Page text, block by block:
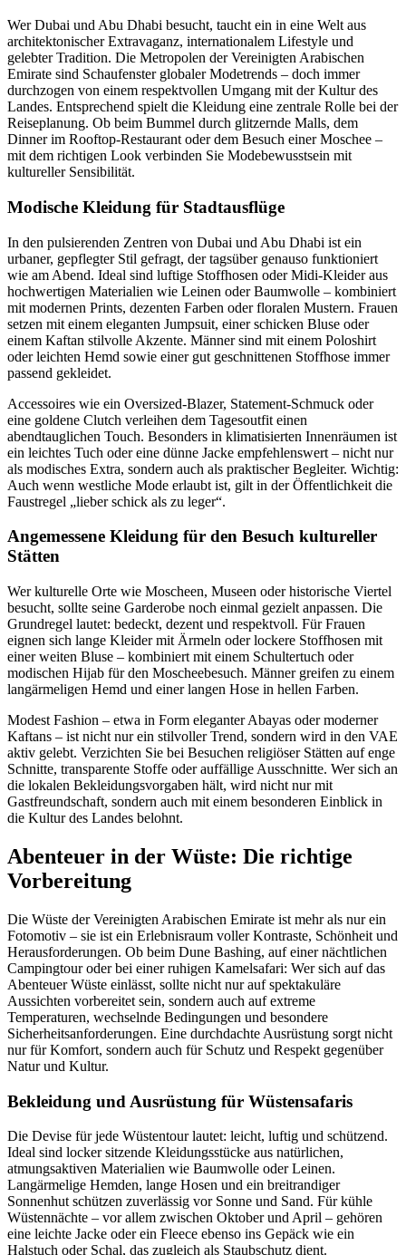
Wer Dubai und Abu Dhabi besucht, taucht ein in eine Welt aus
architektonischer Extravaganz, internationalem Lifestyle und
gelebter Tradition. Die Metropolen der Vereinigten Arabischen
Emirate sind Schaufenster globaler Modetrends – doch immer
durchzogen von einem respektvollen Umgang mit der Kultur des
Landes. Entsprechend spielt die Kleidung eine zentrale Rolle bei der
Reiseplanung. Ob beim Bummel durch glitzernde Malls, dem
Dinner im Rooftop-Restaurant oder dem Besuch einer Moschee –
mit dem richtigen Look verbinden Sie Modebewusstsein mit
kultureller Sensibilität.
Modische Kleidung für Stadtausflüge
In den pulsierenden Zentren von Dubai und Abu Dhabi ist ein
urbaner, gepflegter Stil gefragt, der tagsüber genauso funktioniert
wie am Abend. Ideal sind luftige Stoffhosen oder Midi-Kleider aus
hochwertigen Materialien wie Leinen oder Baumwolle – kombiniert
mit modernen Prints, dezenten Farben oder floralen Mustern. Frauen
setzen mit einem eleganten Jumpsuit, einer schicken Bluse oder
einem Kaftan stilvolle Akzente. Männer sind mit einem Poloshirt
oder leichten Hemd sowie einer gut geschnittenen Stoffhose immer
passend gekleidet.
Accessoires wie ein Oversized-Blazer, Statement-Schmuck oder
eine goldene Clutch verleihen dem Tagesoutfit einen
abendtauglichen Touch. Besonders in klimatisierten Innenräumen ist
ein leichtes Tuch oder eine dünne Jacke empfehlenswert – nicht nur
als modisches Extra, sondern auch als praktischer Begleiter. Wichtig:
Auch wenn westliche Mode erlaubt ist, gilt in der Öffentlichkeit die
Faustregel „lieber schick als zu leger“.
Angemessene Kleidung für den Besuch kultureller
Stätten
Wer kulturelle Orte wie Moscheen, Museen oder historische Viertel
besucht, sollte seine Garderobe noch einmal gezielt anpassen. Die
Grundregel lautet: bedeckt, dezent und respektvoll. Für Frauen
eignen sich lange Kleider mit Ärmeln oder lockere Stoffhosen mit
einer weiten Bluse – kombiniert mit einem Schultertuch oder
modischen Hijab für den Moscheebesuch. Männer greifen zu einem
langärmeligen Hemd und einer langen Hose in hellen Farben.
Modest Fashion – etwa in Form eleganter Abayas oder moderner
Kaftans – ist nicht nur ein stilvoller Trend, sondern wird in den VAE
aktiv gelebt. Verzichten Sie bei Besuchen religiöser Stätten auf enge
Schnitte, transparente Stoffe oder auffällige Ausschnitte. Wer sich an
die lokalen Bekleidungsvorgaben hält, wird nicht nur mit
Gastfreundschaft, sondern auch mit einem besonderen Einblick in
die Kultur des Landes belohnt.
Abenteuer in der Wüste: Die richtige
Vorbereitung
Die Wüste der Vereinigten Arabischen Emirate ist mehr als nur ein
Fotomotiv – sie ist ein Erlebnisraum voller Kontraste, Schönheit und
Herausforderungen. Ob beim Dune Bashing, auf einer nächtlichen
Campingtour oder bei einer ruhigen Kamelsafari: Wer sich auf das
Abenteuer Wüste einlässt, sollte nicht nur auf spektakuläre
Aussichten vorbereitet sein, sondern auch auf extreme
Temperaturen, wechselnde Bedingungen und besondere
Sicherheitsanforderungen. Eine durchdachte Ausrüstung sorgt nicht
nur für Komfort, sondern auch für Schutz und Respekt gegenüber
Natur und Kultur.
Bekleidung und Ausrüstung für Wüstensafaris
Die Devise für jede Wüstentour lautet: leicht, luftig und schützend.
Ideal sind locker sitzende Kleidungsstücke aus natürlichen,
atmungsaktiven Materialien wie Baumwolle oder Leinen.
Langärmelige Hemden, lange Hosen und ein breitrandiger
Sonnenhut schützen zuverlässig vor Sonne und Sand. Für kühle
Wüstennächte – vor allem zwischen Oktober und April – gehören
eine leichte Jacke oder ein Fleece ebenso ins Gepäck wie ein
Halstuch oder Schal, das zugleich als Staubschutz dient.